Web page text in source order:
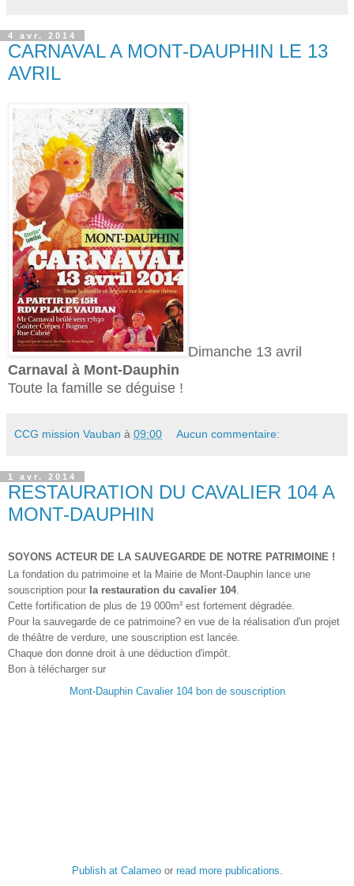
4 avr. 2014
CARNAVAL A MONT-DAUPHIN LE 13
AVRIL
Dimanche 13 avril
Carnaval à Mont-Dauphin
Toute la famille se déguise !
CCG mission Vauban à 09:00 Aucun commentaire:
1 avr. 2014
RESTAURATION DU CAVALIER 104 A
MONT-DAUPHIN
SOYONS ACTEUR DE LA SAUVEGARDE DE NOTRE PATRIMOINE !
La fondation du patrimoine et la Mairie de Mont-Dauphin lance une
souscription pour la restauration du cavalier 104.
Cette fortification de plus de 19 000m² est fortement dégradée.
Pour la sauvegarde de ce patrimoine? en vue de la réalisation d'un projet
de théâtre de verdure, une souscription est lancée.
Chaque don donne droit à une déduction d'impôt.
Bon à télécharger sur
Mont-Dauphin Cavalier 104 bon de souscription
Publish at Calameoor read more publications.